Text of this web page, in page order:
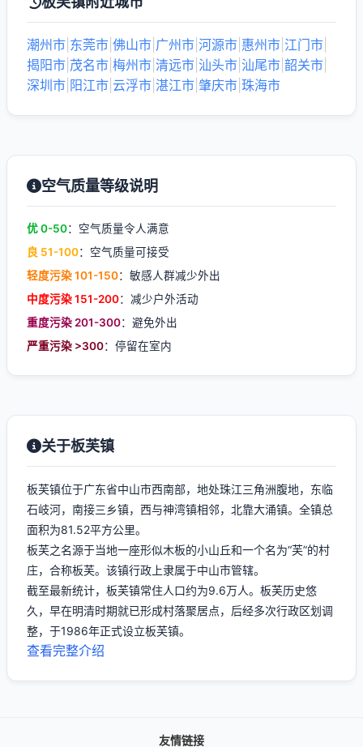
潮州市 东莞市 佛山市 广州市 河源市 惠州市 江门市
揭阳市 茂名市 梅州市 清远市 汕头市 汕尾市 韶关市
深圳市 阳江市 云浮市 湛江市 肇庆市 珠海市
空气质量等级说明
优 0-50：空气质量令人满意
良 51-100：空气质量可接受
轻度污染 101-150：敏感人群减少外出
中度污染 151-200：减少户外活动
重度污染 201-300：避免外出
严重污染 >300：停留在室内
关于板芙镇
板芙镇位于广东省中山市西南部，地处珠江三角洲腹地，东临
石岐河，南接三乡镇，西与神湾镇相邻，北靠大涌镇。全镇总
面积为81.52平方公里。
板芙之名源于当地一座形似木板的小山丘和一个名为“芙”的村
庄，合称板芙。该镇行政上隶属于中山市管辖。
截至最新统计，板芙镇常住人口约为9.6万人。板芙历史悠
久，早在明清时期就已形成村落聚居点，后经多次行政区划调
整，于1986年正式设立板芙镇。
查看完整介绍
友情链接